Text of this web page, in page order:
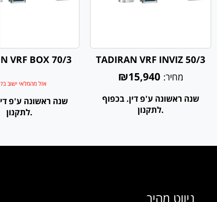
TADIRAN VRF INVIZ 50/3
מחיר: ₪15,940
שנה ראשונה ע'פ דין. בכפוף
לתקנון.
VRF BOX 70/3
אזל מהמלאי ישוב
שנה ראשונה ע'פ
לתקנון.
ניווט מהיר